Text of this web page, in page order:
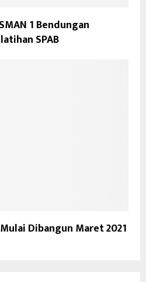
1 Bendungan
SPAB
Dibangun Maret 2021